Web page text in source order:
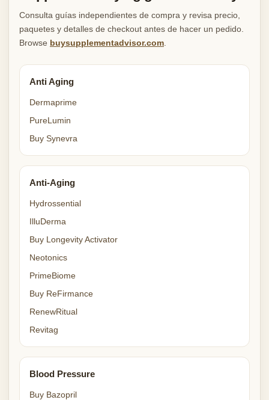
Consulta guías independientes de compra y revisa precio,
paquetes y detalles de checkout antes de hacer un pedido.
Browse buysupplementadvisor.com
Anti Aging
Dermaprime
PureLumin
Buy Synevra
Anti-Aging
Hydrossential
IlluDerma
Buy Longevity Activator
Neotonics
PrimeBiome
Buy ReFirmance
RenewRitual
Revitag
Blood Pressure
Buy Bazopril